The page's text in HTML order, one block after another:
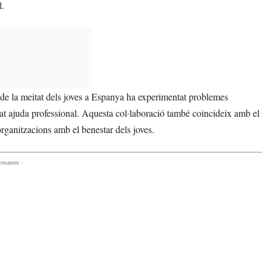
la meitat dels joves a Espanya ha experimentat problemes
ajuda professional. Aquesta col·laboració també coincideix amb el
amb el benestar dels joves.
-